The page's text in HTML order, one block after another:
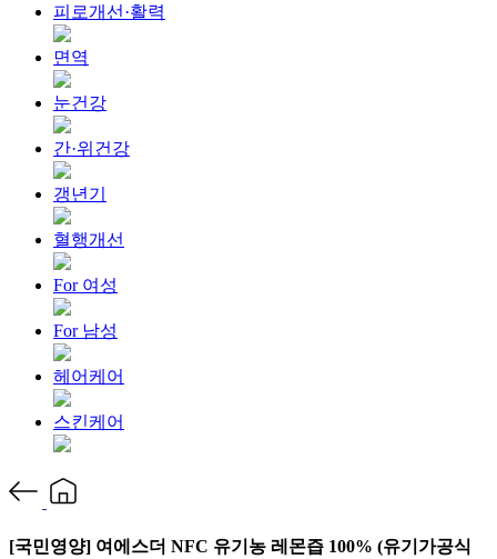
피로개선·활력
면역
눈건강
간·위건강
갱년기
혈행개선
For 여성
For 남성
헤어케어
스킨케어
[국민영양] 여에스더 NFC 유기농 레몬즙 100% (유기가공식